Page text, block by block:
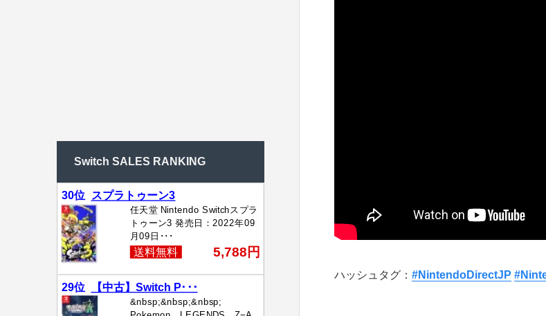
ハッシュタグ： #NintendoDirectJP
Switch SALES RANKING